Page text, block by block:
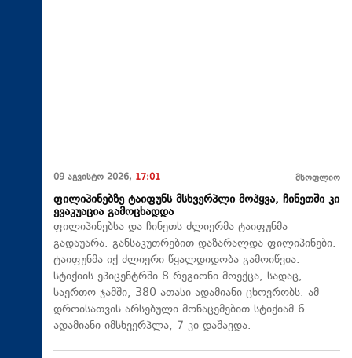
09 აგვისტო 2026, 17:01 მსოფლიო
ფილიპინებზე ტაიფუნს მსხვერპლი მოჰყვა, ჩინეთში კი
ევაკუაცია გამოცხადდა
ფილიპინებსა და ჩინეთს ძლიერმა ტაიფუნმა
გადაუარა. განსაკუთრებით დაზარალდა ფილიპინები.
ტაიფუნმა იქ ძლიერი წყალდიდობა გამოიწვია.
სტიქიის ეპიცენტრში 8 რეგიონი მოექცა, სადაც,
საერთო ჯამში, 380 ათასი ადამიანი ცხოვრობს. ამ
დროისათვის არსებული მონაცემებით სტიქიამ 6
ადამიანი იმსხვერპლა, 7 კი დაშავდა.